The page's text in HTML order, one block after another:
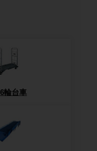
6輪台車